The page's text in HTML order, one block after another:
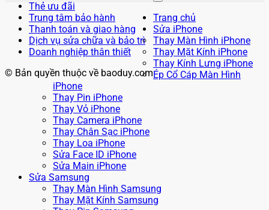
Thẻ ưu đãi
Trung tâm bảo hành
Thanh toán và giao hàng
Dịch vụ sửa chữa và bảo trì
Doanh nghiệp thân thiết
© Bản quyền thuộc về baoduy.com
Trang chủ
Sửa iPhone
Thay Màn Hình iPhone
Thay Mặt Kính iPhone
Thay Kính Lưng iPhone
Ép Cổ Cáp Màn Hình
iPhone
Thay Pin iPhone
Thay Vỏ iPhone
Thay Camera iPhone
Thay Chân Sạc iPhone
Thay Loa iPhone
Sửa Face ID iPhone
Sửa Main iPhone
Sửa Samsung
Thay Màn Hình Samsung
Thay Mặt Kính Samsung